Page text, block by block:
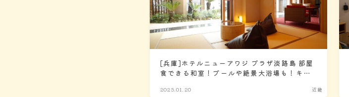
[兵庫]ホテルニューアワジ プラザ淡路島 部屋
食できる和室！プールや絶景大浴場も！キッ
2025.01.20 近畿